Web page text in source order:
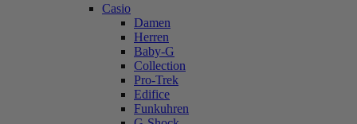
Casio
Damen
Herren
Baby-G
Collection
Pro-Trek
Edifice
Funkuhren